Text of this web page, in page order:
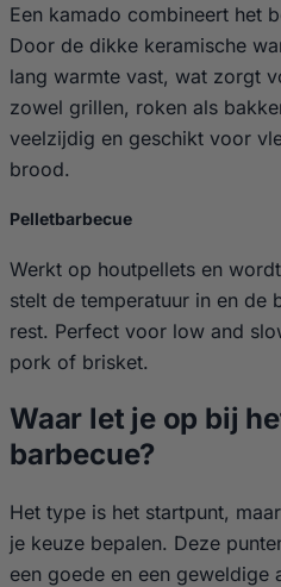
Een kamado combineert het
Door de dikke keramische
lang warmte vast, wat zorgt
zowel grillen, roken als
veelzijdig en geschikt voor
brood.
Pelletbarbecue
Werkt op houtpellets en
stelt de temperatuur in en de
rest. Perfect voor low and
pork of brisket.
Waar let je op bij
barbecue?
Het type is het startpunt,
je keuze bepalen. Deze
een goede en een geweldige